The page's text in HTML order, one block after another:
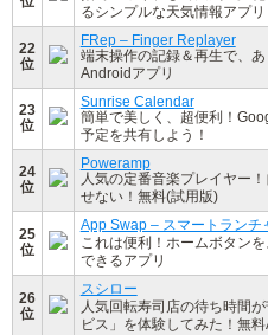
るシンプルな天気情報アプリ
22
位
FRep – Finger Replayer
端末操作の記録＆再生で、
Androidアプリ
23
位
Sunrise Calendar
簡単で美しく、超便利！
予定を共有しよう！
24
位
Poweramp
人気の定番音楽プレイヤー
せない！無料(試用版)
25
位
App Swap – スマートランチ
これは便利！ホームボタン
できるアプリ
26
位
スシロー
人気回転寿司店の待ち時間
ビス」を体験してみた！無